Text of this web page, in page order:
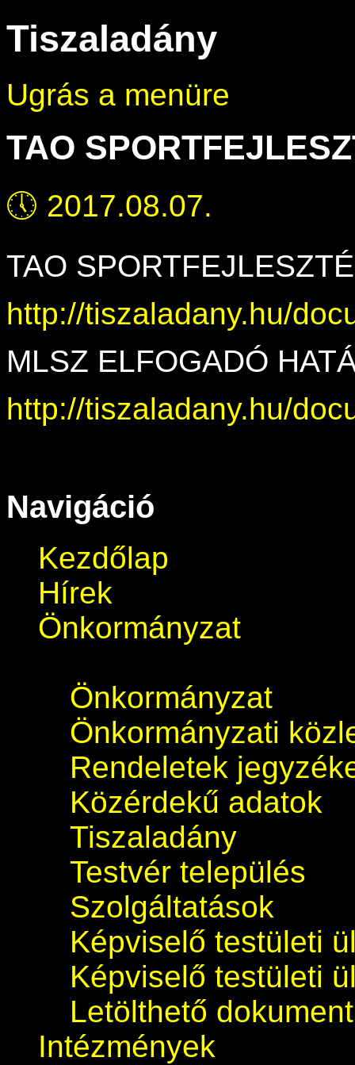
Tiszaladány
Ugrás a menüre
TAO
🕔 2017.08.07.
TAO
http://tiszaladany.hu/
MLSZ ELFOGADÓ
http://tiszaladany.hu/
Navigáció
Kezdőlap
Hírek
Önkormányzat
Önkormányzat
Önkormányzati
Rendeletek
Közérdekű adatok
Tiszaladány
Testvér település
Szolgáltatások
Képviselő testületi
Képviselő testületi
Letölthető
Intézmények